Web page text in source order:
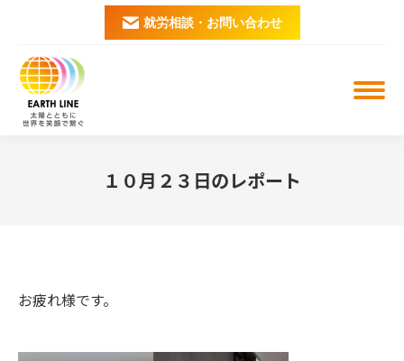
就労相談・お問い合わせ
１０月２３日のレポート
お疲れ様です。